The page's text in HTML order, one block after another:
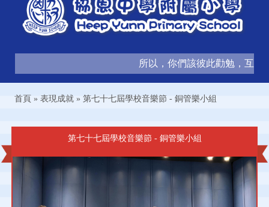
所以，你們該彼此勸勉，互相
首頁 » 表現成就 » 第七十七屆學校音樂節 - 銅管樂小組
第七十七屆學校音樂節 - 銅管樂小組